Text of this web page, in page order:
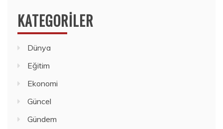
KATEGORILER
Dünya
Eğitim
Ekonomi
Güncel
Gündem